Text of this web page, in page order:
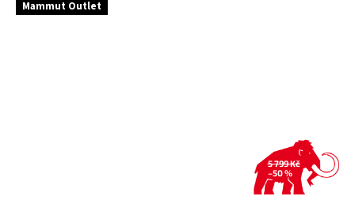
Mammut Outlet
5 799 Kč
–50 %